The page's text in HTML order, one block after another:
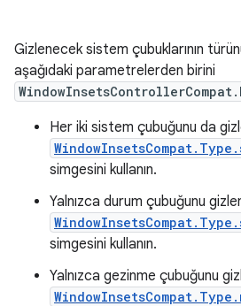
Gizlenecek sistem çubuklarının
aşağıdaki parametrelerden birini
Her iki sistem çubuğunu da
simgesini kullanın.
Yalnızca durum çubuğunu
simgesini kullanın.
Yalnızca gezinme çubuğunu